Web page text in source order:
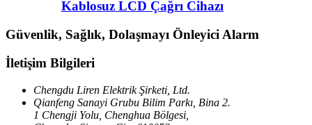
Kablosuz LCD Çağrı Cihazı
Güvenlik, Sağlık, Dolaşmayı Önleyici Alarm
İletişim Bilgileri
Chengdu Liren Elektrik Şirketi, Ltd.
Qianfeng Sanayi Grubu Bilim Parkı, Bina 2.
1 Chengji Yolu, Chenghua Bölgesi,